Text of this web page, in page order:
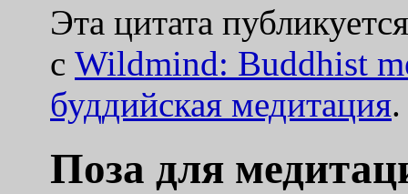
Эта цитата
с Wildmind: Buddhist
буддийская медитация.
Поза для